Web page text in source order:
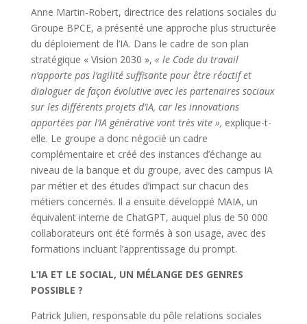
Anne Martin-Robert, directrice des relations sociales du
Groupe BPCE, a présenté une approche plus structurée
du déploiement de l’IA. Dans le cadre de son plan
stratégique « Vision 2030 », « le Code du travail
n’apporte pas l’agilité suffisante pour être réactif et
dialoguer de façon évolutive avec les partenaires sociaux
sur les différents projets d’IA, car les innovations
apportées par l’IA générative vont très vite », explique-t-
elle. Le groupe a donc négocié un cadre
complémentaire et créé des instances d’échange au
niveau de la banque et du groupe, avec des campus IA
par métier et des études d’impact sur chacun des
métiers concernés. Il a ensuite développé MAIA, un
équivalent interne de ChatGPT, auquel plus de 50 000
collaborateurs ont été formés à son usage, avec des
formations incluant l’apprentissage du prompt.
L’IA ET LE SOCIAL, UN MÉLANGE DES GENRES
POSSIBLE ?
Patrick Julien, responsable du pôle relations sociales